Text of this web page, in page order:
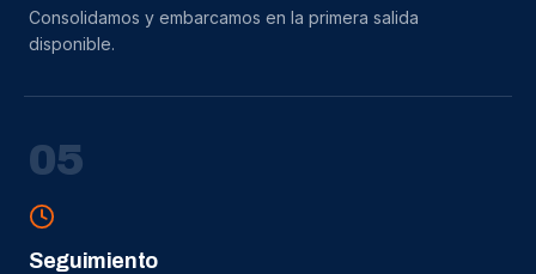
Consolidamos y embarcamos en la primera salida
disponible.
05
Seguimiento